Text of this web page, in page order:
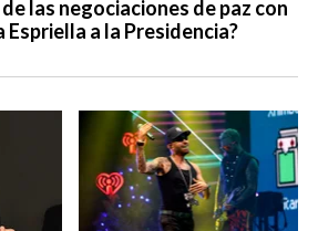
las negociaciones de paz con
Espriella a la Presidencia?